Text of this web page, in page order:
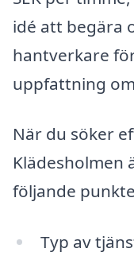
idé att begära
hantverkare
uppfattning
När du söker
Klädesholmen
följande
Typ av